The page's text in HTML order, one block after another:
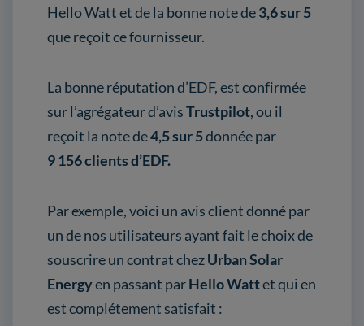
Hello Watt et de la bonne note de3,6 sur 5
que reçoit ce fournisseur.
La bonne réputation d’EDF, est confirmée
sur l’agrégateur d’avisTrustpilot, ou il
reçoit la note de4,5 sur 5donnée par
9 156 clients d’EDF.
Par exemple, voici un avis client donné par
un de nos utilisateurs ayant fait le choix de
souscrire un contrat chezUrban Solar
Energyen passant parHello Wattet qui en
est complétement satisfait :